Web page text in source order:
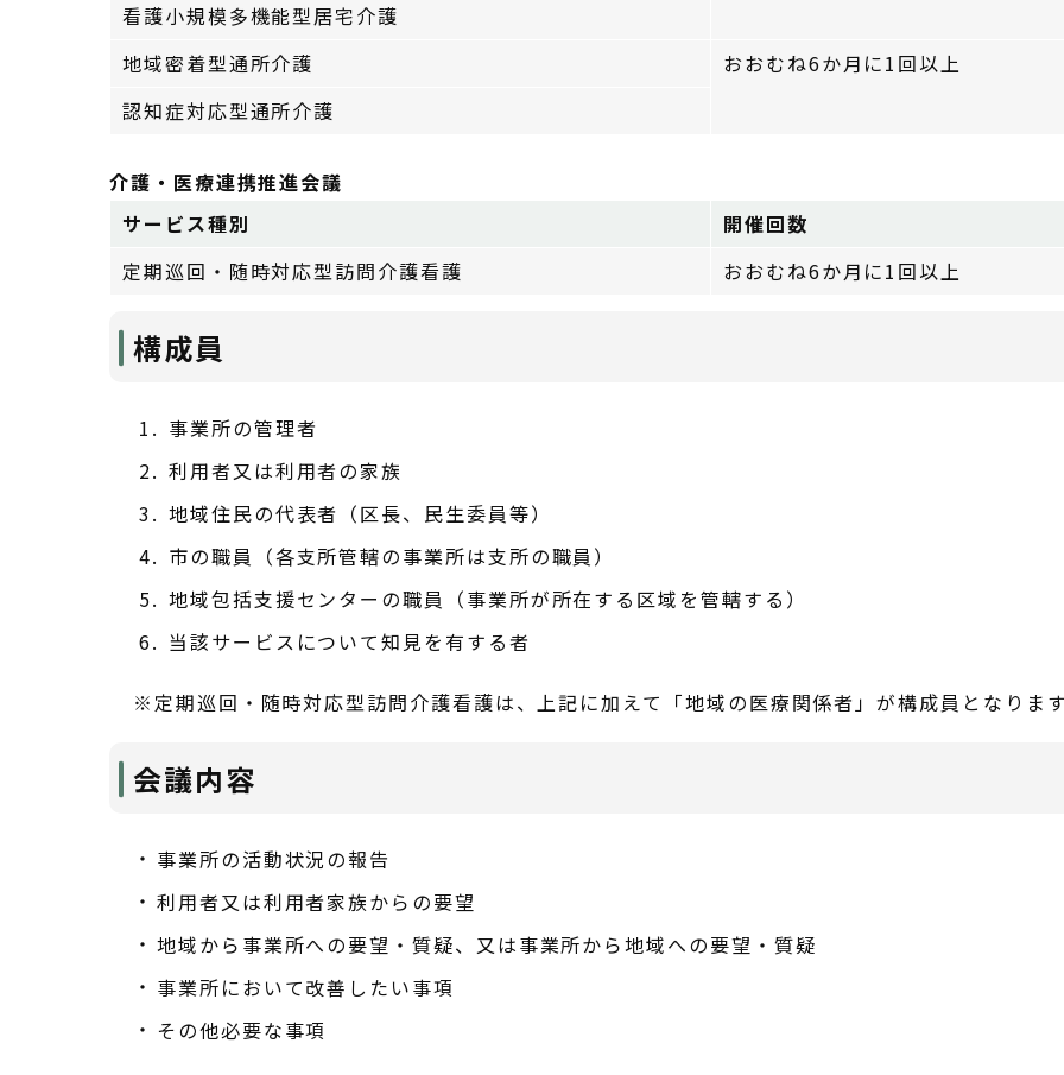
看護小規模多機能型居宅介護
地域密着型通所介護
おおむね6か月に1回以上
認知症対応型通所介護
介護・医療連携推進会議
サービス種別
開催回数
定期巡回・随時対応型訪問介護看護
おおむね6か月に1回以上
構成員
事業所の管理者
利用者又は利用者の家族
地域住民の代表者（区長、民生委員等）
市の職員（各支所管轄の事業所は支所の職員）
地域包括支援センターの職員（事業所が所在する区域を管轄する）
当該サービスについて知見を有する者
※定期巡回・随時対応型訪問介護看護は、上記に加えて「地域の医療関係者」が構成員となりま
会議内容
事業所の活動状況の報告
利用者又は利用者家族からの要望
地域から事業所への要望・質疑、又は事業所から地域への要望・質疑
事業所において改善したい事項
その他必要な事項